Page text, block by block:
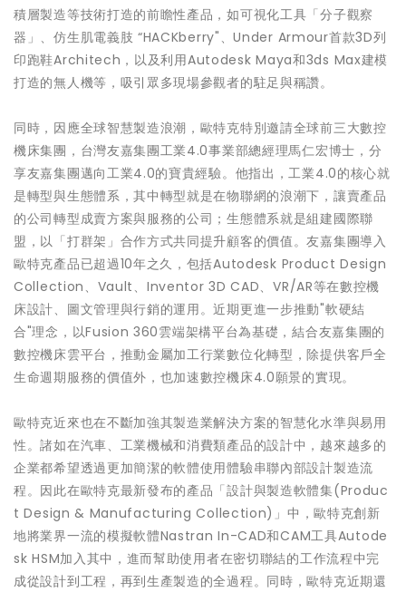
積層製造等技術打造的前瞻性產品，如可視化工具「分子觀察
器」、仿生肌電義肢 “HACKberry"、Under Armour首款3D列
印跑鞋Architech，以及利用Autodesk Maya和3ds Max建模
打造的無人機等，吸引眾多現場參觀者的駐足與稱讚。
同時，因應全球智慧製造浪潮，歐特克特別邀請全球前三大數控
機床集團，台灣友嘉集團工業4.0事業部總經理馬仁宏博士，分
享友嘉集團邁向工業4.0的寶貴經驗。他指出，工業4.0的核心就
是轉型與生態體系，其中轉型就是在物聯網的浪潮下，讓賣產品
的公司轉型成賣方案與服務的公司；生態體系就是組建國際聯
盟，以「打群架」合作方式共同提升顧客的價值。友嘉集團導入
歐特克產品已超過10年之久，包括Autodesk Product Design
Collection、Vault、Inventor 3D CAD、VR/AR等在數控機
床設計、圖文管理與行銷的運用。近期更進一步推動"軟硬結
合"理念，以Fusion 360雲端架構平台為基礎，結合友嘉集團的
數控機床雲平台，推動金屬加工行業數位化轉型，除提供客戶全
生命週期服務的價值外，也加速數控機床4.0願景的實現。
歐特克近來也在不斷加強其製造業解決方案的智慧化水準與易用
性。諸如在汽車、工業機械和消費類產品的設計中，越來越多的
企業都希望透過更加簡潔的軟體使用體驗串聯內部設計製造流
程。因此在歐特克最新發布的產品「設計與製造軟體集(Produc
t Design & Manufacturing Collection)」中，歐特克創新
地將業界一流的模擬軟體Nastran In-CAD和CAM工具Autode
sk HSM加入其中，進而幫助使用者在密切聯結的工作流程中完
成從設計到工程，再到生產製造的全過程。同時，歐特克近期還